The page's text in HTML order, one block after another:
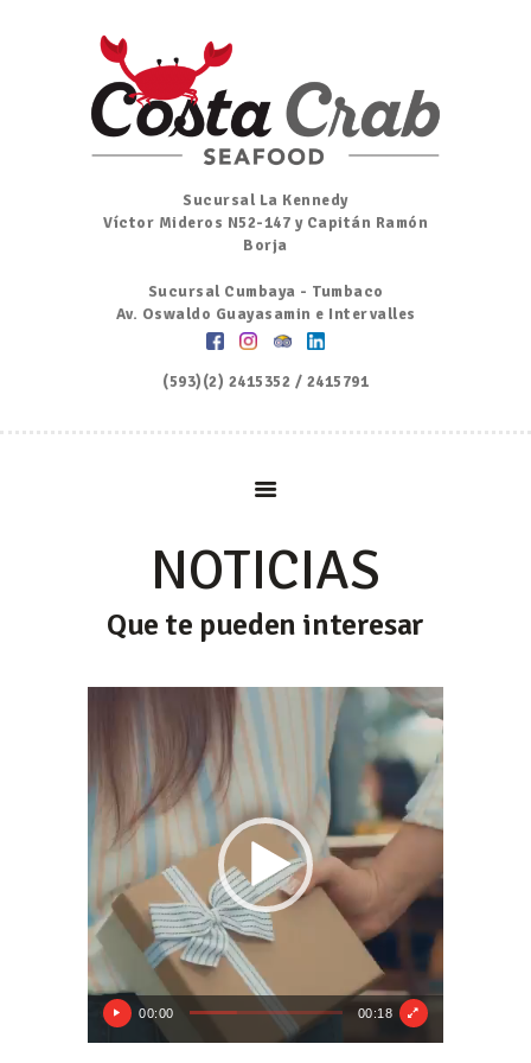
Sucursal La Kennedy
Víctor Mideros N52-147 y Capitán Ramón
Borja
Sucursal Cumbaya - Tumbaco
Av. Oswaldo Guayasamin e Intervalles
(593)(2) 2415352 / 2415791
Inicio
Nosotros
Menú
Ordena por Whatsapp
Promociones
NOTICIAS
Que te pueden interesar
00:00 00:18